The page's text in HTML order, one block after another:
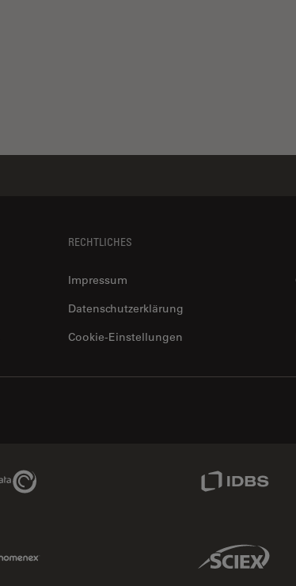
RECHTLICHES
Impressum
Datenschutzerklärung
Cookie-Einstellungen
Genedata Link
Sciex Link